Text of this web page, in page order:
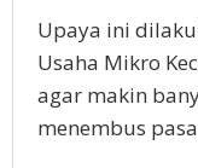
Upaya ini
Usaha Mikro
agar makin
menembus